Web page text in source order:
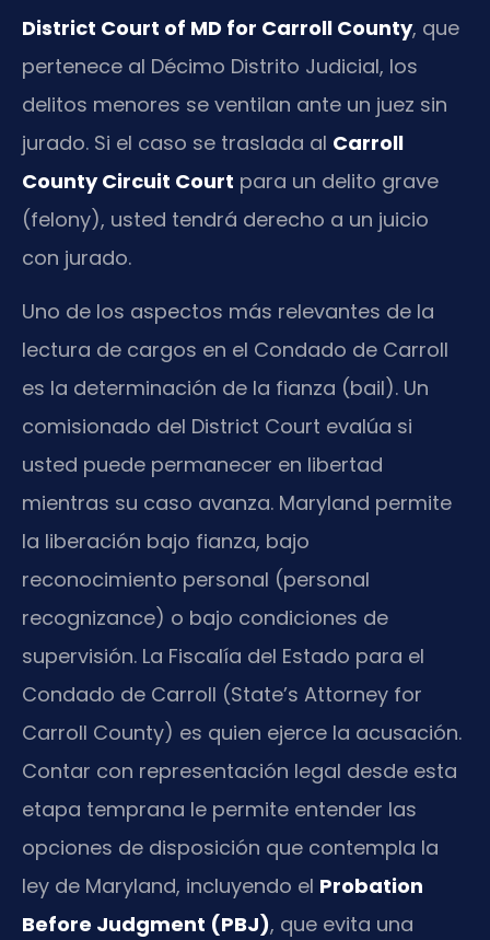
District Court of MD for Carroll County, que
pertenece al Décimo Distrito Judicial, los
delitos menores se ventilan ante un juez sin
jurado. Si el caso se traslada al Carroll
County Circuit Court para un delito grave
(felony), usted tendrá derecho a un juicio
con jurado.
Uno de los aspectos más relevantes de la
lectura de cargos en el Condado de Carroll
es la determinación de la fianza (bail). Un
comisionado del District Court evalúa si
usted puede permanecer en libertad
mientras su caso avanza. Maryland permite
la liberación bajo fianza, bajo
reconocimiento personal (personal
recognizance) o bajo condiciones de
supervisión. La Fiscalía del Estado para el
Condado de Carroll (State’s Attorney for
Carroll County) es quien ejerce la acusación.
Contar con representación legal desde esta
etapa temprana le permite entender las
opciones de disposición que contempla la
ley de Maryland, incluyendo el Probation
Before Judgment (PBJ), que evita una